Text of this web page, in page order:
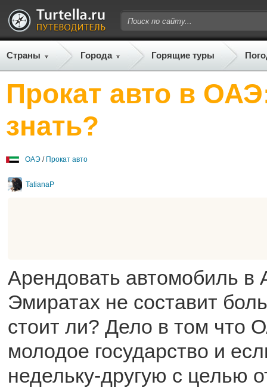
Страны Города Горящие туры
Прокат авто в
знать?
ОАЭ / Прокат авто
TatianaP
Арендовать автомобиль в
Эмиратах не составит
стоит ли? Дело в том что
молодое государство и
недельку-другую с целью